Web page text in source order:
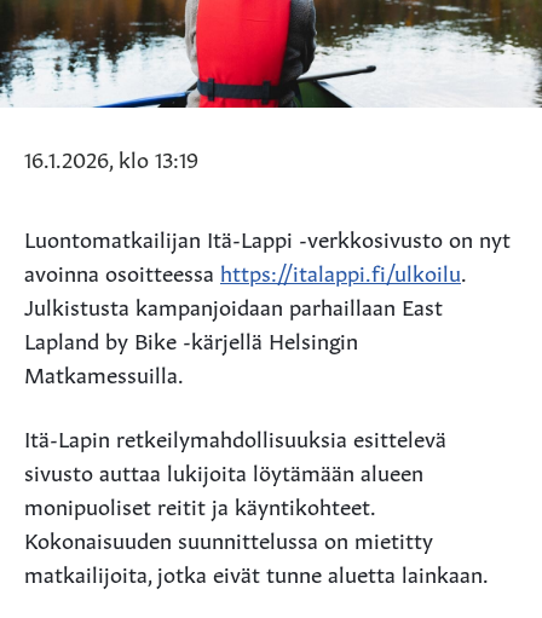
16.1.2026, klo 13:19
Luontomatkailijan Itä-Lappi -verkkosivusto on nyt
avoinna osoitteessa https://italappi.fi/ulkoilu
Julkistusta kampanjoidaan parhaillaan East
Lapland by Bike -kärjellä Helsingin
Matkamessuilla.
Itä-Lapin retkeilymahdollisuuksia esittelevä
sivusto auttaa lukijoita löytämään alueen
monipuoliset reitit ja käyntikohteet.
Kokonaisuuden suunnittelussa on mietitty
matkailijoita, jotka eivät tunne aluetta lainkaan.